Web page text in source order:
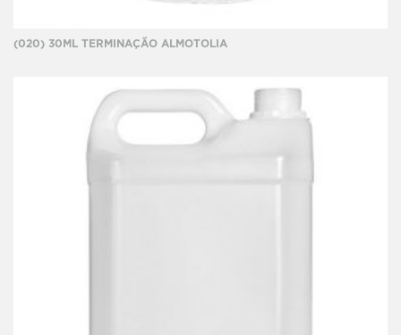
(020) 30ML TERMINAÇÃO ALMOTOLIA